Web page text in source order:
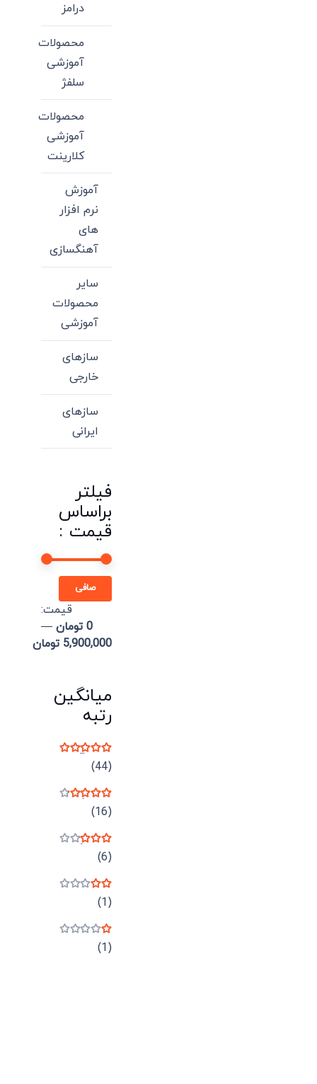
درامز
محصولات
آموزشی
سلفژ
محصولات
آموزشی
کلارینت
آموزش
نرم افزار
های
آهنگسازی
سایر
محصولات
آموزشی
سازهای
خارجی
سازهای
ایرانی
فیلتر
براساس
قیمت :
صافی
قيمت:
0 تومان
—
5,900,000 تومان
میانگین
رتبه
نمره
(44)
نمره(16)
نمره(6)
نمره(1)
نمره(1)